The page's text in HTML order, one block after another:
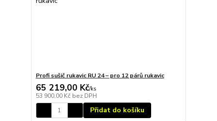
Profi sušič rukavic RU 24 – pro 12 párů rukavic
65 219,00 Kč/ks
53 900,00 Kč bez DPH
Přidat do košíku